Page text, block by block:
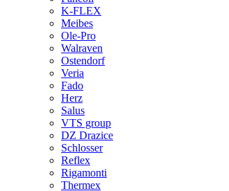
K-FLEX
Meibes
Ole-Pro
Walraven
Ostendorf
Veria
Fado
Herz
Salus
VTS group
DZ Drazice
Schlosser
Reflex
Rigamonti
Thermex